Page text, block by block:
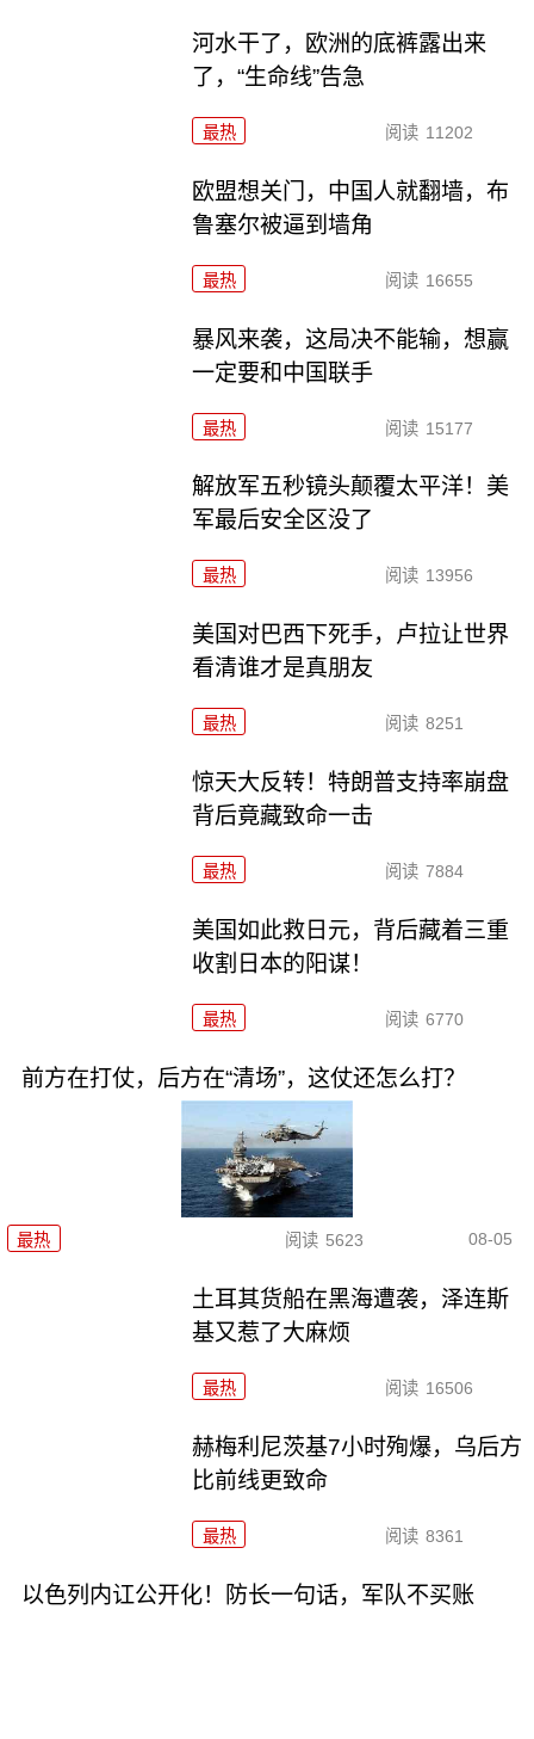
河水干了，欧洲的底裤露出来
了，“生命线”告急
最热 阅读 11202
欧盟想关门，中国人就翻墙，布
鲁塞尔被逼到墙角
最热 阅读 16655
暴风来袭，这局决不能输，想赢
一定要和中国联手
最热 阅读 15177
解放军五秒镜头颠覆太平洋！美
军最后安全区没了
最热 阅读 13956
美国对巴西下死手，卢拉让世界
看清谁才是真朋友
最热 阅读 8251
惊天大反转！特朗普支持率崩盘
背后竟藏致命一击
最热 阅读 7884
美国如此救日元，背后藏着三重
收割日本的阳谋！
最热 阅读 6770
前方在打仗，后方在“清场”，这仗还怎么打？
最热 阅读 5623 08-05
土耳其货船在黑海遭袭，泽连斯
基又惹了大麻烦
最热 阅读 16506
赫梅利尼茨基7小时殉爆，乌后方
比前线更致命
最热 阅读 8361
以色列内讧公开化！防长一句话，军队不买账